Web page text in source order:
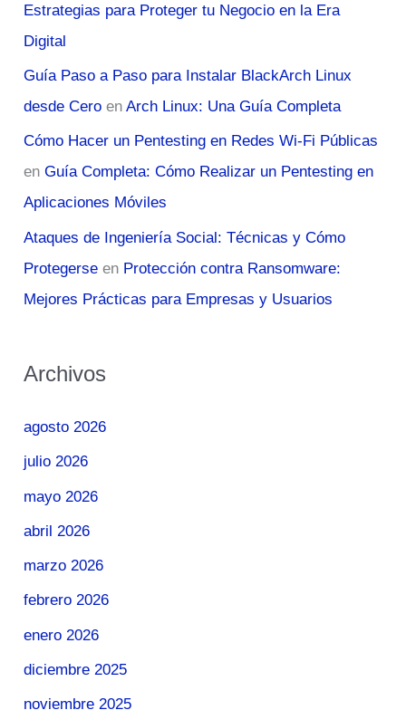
Estrategias para Proteger tu Negocio en la Era
Digital
Guía Paso a Paso para Instalar BlackArch Linux
desde Cero enArch Linux: Una Guía Completa
Cómo Hacer un Pentesting en Redes Wi-Fi Públicas
enGuía Completa: Cómo Realizar un Pentesting en
Aplicaciones Móviles
Ataques de Ingeniería Social: Técnicas y Cómo
Protegerse en Protección contra Ransomware:
Mejores Prácticas para Empresas y Usuarios
Archivos
agosto 2026
julio 2026
mayo 2026
abril 2026
marzo 2026
febrero 2026
enero 2026
diciembre 2025
noviembre 2025